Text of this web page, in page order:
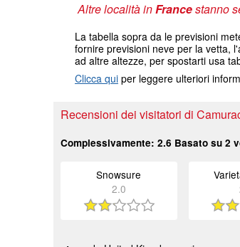
Altre località inFrancestanno
La tabella sopra da le previsioni
fornire previsioni neve per la vetta,
ad altre altezze, per spostarti usa
Clicca qui per leggere ulteriori
Recensioni dei visitatori di
Complessivamente: 2.6 Basato su 2
Snowsure
2.0